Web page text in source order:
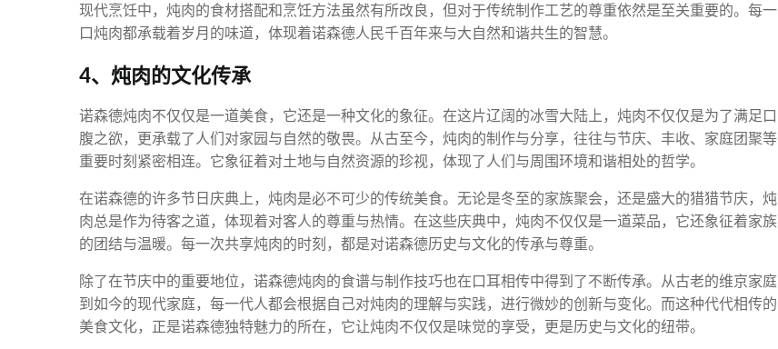
现代烹饪中，炖肉的食材搭配和烹饪方法虽然有所改良，但对于传统制作工艺的尊重依然是至关重要的。每一
口炖肉都承载着岁月的味道，体现着诺森德人民千百年来与大自然和谐共生的智慧。
4、炖肉的文化传承
诺森德炖肉不仅仅是一道美食，它还是一种文化的象征。在这片辽阔的冰雪大陆上，炖肉不仅仅是为了满足口
腹之欲，更承载了人们对家园与自然的敬畏。从古至今，炖肉的制作与分享，往往与节庆、丰收、家庭团聚等
重要时刻紧密相连。它象征着对土地与自然资源的珍视，体现了人们与周围环境和谐相处的哲学。
在诺森德的许多节日庆典上，炖肉是必不可少的传统美食。无论是冬至的家族聚会，还是盛大的猎猎节庆，炖
肉总是作为待客之道，体现着对客人的尊重与热情。在这些庆典中，炖肉不仅仅是一道菜品，它还象征着家族
的团结与温暖。每一次共享炖肉的时刻，都是对诺森德历史与文化的传承与尊重。
除了在节庆中的重要地位，诺森德炖肉的食谱与制作技巧也在口耳相传中得到了不断传承。从古老的维京家庭
到如今的现代家庭，每一代人都会根据自己对炖肉的理解与实践，进行微妙的创新与变化。而这种代代相传的
美食文化，正是诺森德独特魅力的所在，它让炖肉不仅仅是味觉的享受，更是历史与文化的纽带。